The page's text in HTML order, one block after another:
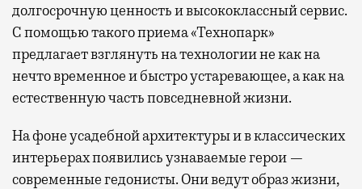
долгосрочную ценность и высококлассный сервис.
С помощью такого приема «Технопарк»
предлагает взглянуть на технологии не как на
нечто временное и быстро устаревающее, а как на
естественную часть повседневной жизни.
На фоне усадебной архитектуры и в классических
интерьерах появились узнаваемые герои —
современные гедонисты. Они ведут образ жизни,